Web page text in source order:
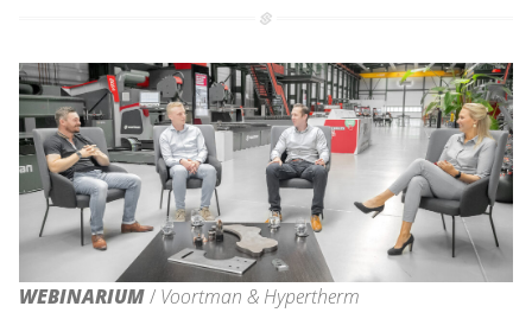
WEBINARIUM/ Voortman & Hypertherm